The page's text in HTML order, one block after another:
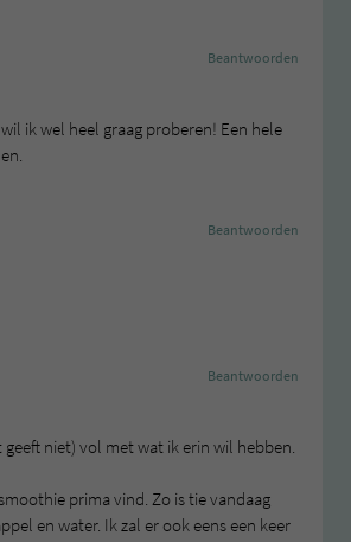
ik wel heel graag proberen! Een hele
Beantwoorden
Beantwoorden
niet) vol met wat ik erin wil hebben.
prima vind. Zo is tie vandaag
en water. Ik zal er ook eens een keer
Beantwoorden